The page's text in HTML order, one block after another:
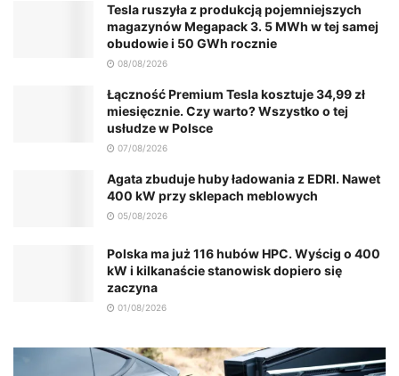
Tesla ruszyła z produkcją pojemniejszych
magazynów Megapack 3. 5 MWh w tej samej
obudowie i 50 GWh rocznie
08/08/2026
Łączność Premium Tesla kosztuje 34,99 zł
miesięcznie. Czy warto? Wszystko o tej
usłudze w Polsce
07/08/2026
Agata zbuduje huby ładowania z EDRI. Nawet
400 kW przy sklepach meblowych
05/08/2026
Polska ma już 116 hubów HPC. Wyścig o 400
kW i kilkanaście stanowisk dopiero się
zaczyna
01/08/2026